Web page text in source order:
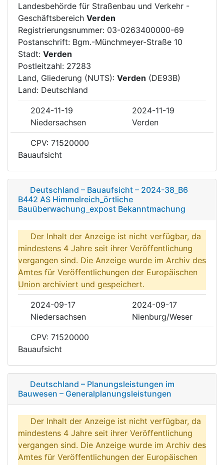
Landesbehörde für Straßenbau und Verkehr -
Geschäftsbereich Verden
Registrierungsnummer: 03-0263400000-69
Postanschrift: Bgm.-Münchmeyer-Straße 10
Stadt: Verden
Postleitzahl: 27283
Land, Gliederung (NUTS): Verden (DE93B)
Land: Deutschland
2024-11-19
2024-11-19
Niedersachsen
Verden
CPV: 71520000
Bauaufsicht
Deutschland – Bauaufsicht – 2024-38_B6
B442 AS Himmelreich_örtliche
Bauüberwachung_expost Bekanntmachung
Der Inhalt der Anzeige ist nicht verfügbar, da
mindestens 4 Jahre seit ihrer Veröffentlichung
vergangen sind. Die Anzeige wurde im Archiv des
Amtes für Veröffentlichungen der Europäischen
Union archiviert und gespeichert.
2024-09-17
2024-09-17
Niedersachsen
Nienburg/Weser
CPV: 71520000
Bauaufsicht
Deutschland – Planungsleistungen im
Bauwesen – Generalplanungsleistungen
Der Inhalt der Anzeige ist nicht verfügbar, da
mindestens 4 Jahre seit ihrer Veröffentlichung
vergangen sind. Die Anzeige wurde im Archiv des
Amtes für Veröffentlichungen der Europäischen